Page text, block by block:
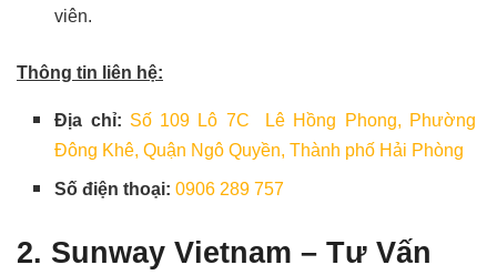
viên.
Thông tin liên hệ:
Địa chỉ: Số 109 Lô 7C Lê Hồng Phong, Phường
Đông Khê, Quận Ngô Quyền, Thành phố Hải Phòng
Số điện thoại:0906 289 757
2. Sunway Vietnam – Tư Vấn